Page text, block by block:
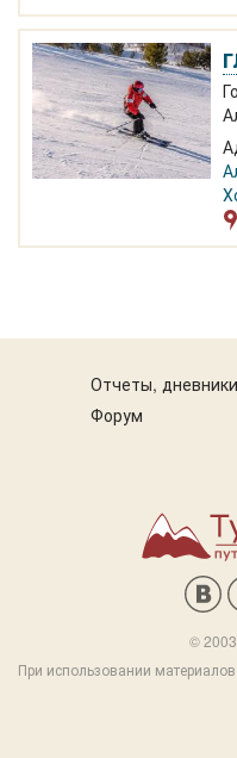
Отчеты, дневники
Форум
©
При использовании